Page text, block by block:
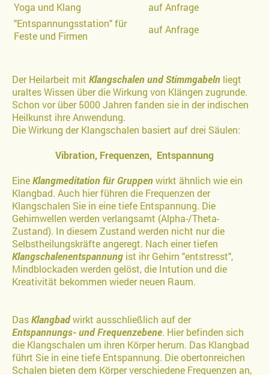
Yoga und Klang
auf Anfrage
"Entspannungsstation" für
Feste und Firmen
auf Anfrage
Der Heilarbeit mit Klangschalen und Stimmgabeln liegt
uraltes Wissen über die Wirkung von Klängen zugrunde.
Schon vor über 5000 Jahren fanden sie in der indischen
Heilkunst ihre Anwendung.
Die Wirkung der Klangschalen basiert auf drei Säulen:
Vibration, Frequenzen, Entspannung
EineKlangmeditation für Gruppenwirkt ähnlich wie ein
Klangbad. Auch hier führen die Frequenzen der
Klangschalen Sie in eine tiefe Entspannung. Die
Gehirnwellen werden verlangsamt (Alpha-/Theta-
Zustand). In diesem Zustand werden nicht nur die
Selbstheilungskräfte angeregt. Nach einer tiefen
Klangschalenentspannung ist ihr Gehirn "entstresst",
Mindblockaden werden gelöst, die Intution und die
Kreativität bekommen wieder neuen Raum.
DasKlangbadwirkt ausschließlich auf der
Entspannungs- und Frequenzebene. Hier befinden sich
die Klangschalen um ihren Körper herum. Das Klangbad
führt Sie in eine tiefe Entspannung. Die obertonreichen
Schalen bieten dem Körper verschiedene Frequenzen an,